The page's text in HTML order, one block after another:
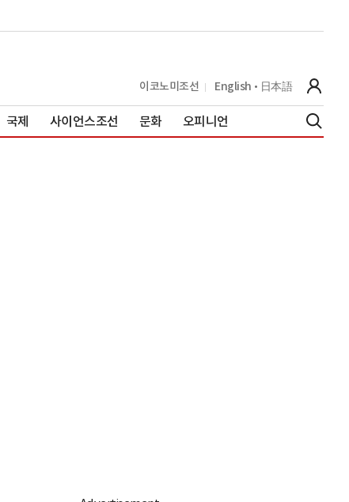
이코노미조선 English 日本語
국제 사이언스조선 문화 오피니언